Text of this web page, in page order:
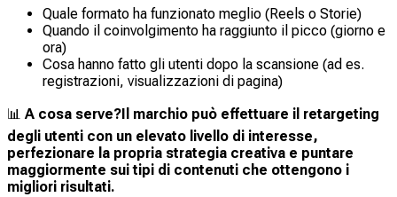
Quale formato ha funzionato meglio (Reels o Storie)
Quando il coinvolgimento ha raggiunto il picco (giorno e
ora)
Cosa hanno fatto gli utenti dopo la scansione (ad es.
registrazioni, visualizzazioni di pagina)
📊 A cosa serve? Il marchio può effettuare il retargeting
degli utenti con un elevato livello di interesse,
perfezionare la propria strategia creativa e puntare
maggiormente sui tipi di contenuti che ottengono i
migliori risultati.